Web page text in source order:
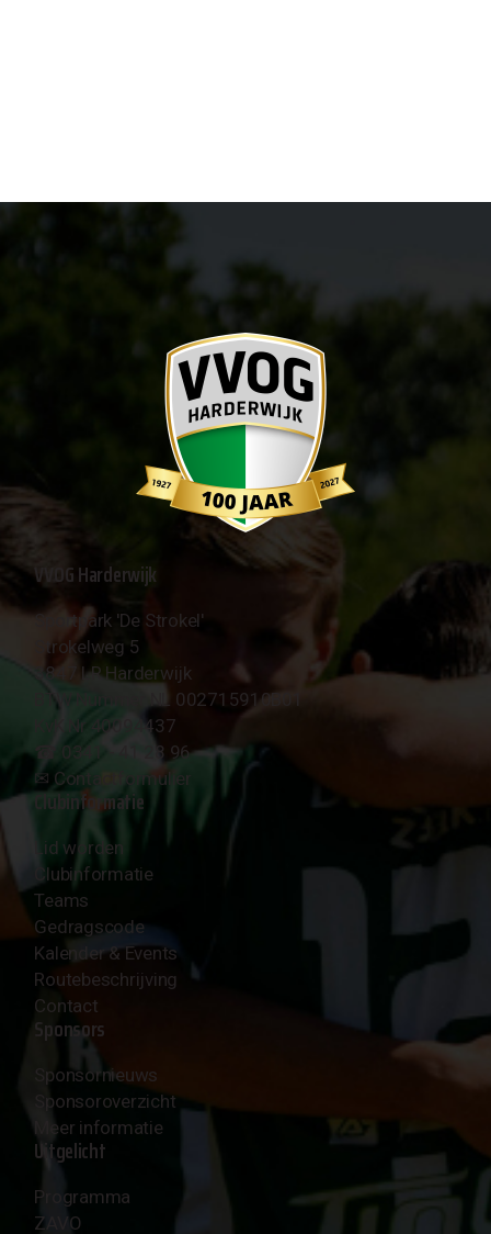
VVOG Harderwijk
Sportpark 'De Strokel'
Strokelweg 5
3847 LR Harderwijk
BTW Nummer NL 002715910B01
KvK Nr 40094437
☎︎ 0341 - 41 28 96
✉︎ Contactformulier
Clubinformatie
Lid worden
Clubinformatie
Teams
Gedragscode
Kalender & Events
Routebeschrijving
Contact
Sponsors
Sponsornieuws
Sponsoroverzicht
Meer informatie
Uitgelicht
Programma
ZAVO